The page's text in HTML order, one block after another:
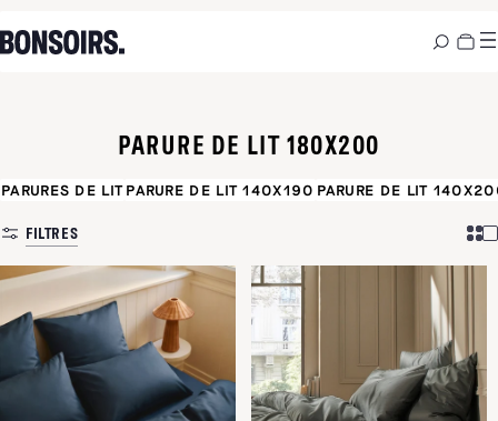
PARURE DE LIT 180X200
PARURES DE LITPARURE DE LIT 140X190 PARURE DE LIT
FILTRES